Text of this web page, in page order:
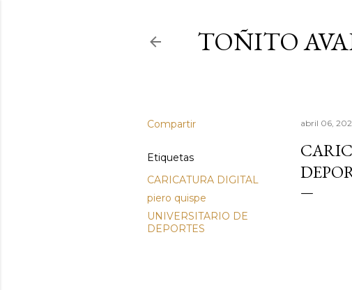
TOÑITO
Compartir
Etiquetas
CARICATURA DIGITAL
piero quispe
UNIVERSITARIO DE
DEPORTES
abril 06,